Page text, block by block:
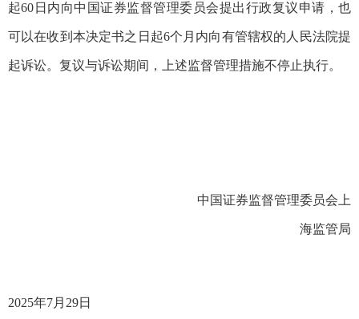
起60日内向中国证券监督管理委员会提出行政复议申请，也
可以在收到本决定书之日起6个月内向有管辖权的人民法院提
起诉讼。复议与诉讼期间，上述监督管理措施不停止执行。
中国证券监督管理委员会上
海监管局
2025年7月 29日